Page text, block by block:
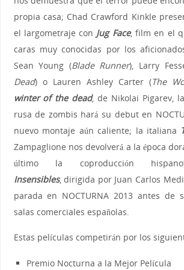
propia casa; Chad Crawford Kinkle
el largometraje con Jug Face, film en el
caras muy conocidas por los
Sean Young (Blade Runner), Larry
Dead) o Lauren Ashley Carter (The
winter of the dead, de Nikolai Pigarev,
rusa de zombis hará su debut en
nuevo montaje aún caliente; la italiana
Zampaglione nos devolverá a la época
último la coproducción
Insensibles, dirigida por Juan Carlos
parada en NOCTURNA 2013 antes de
salas comerciales españolas.
Estas películas competirán por los
Premio Nocturna a la Mejor Película